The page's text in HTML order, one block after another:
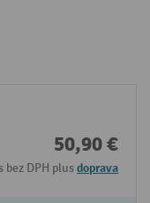
50,90 €
bez DPH plusdoprava